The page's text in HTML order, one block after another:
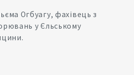
Огбуагу, фахівець з
у Єльському